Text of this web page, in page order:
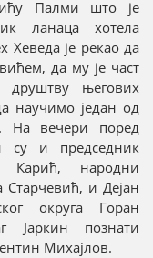
Палми што је
ланаца хотела
Хеведа је рекао да
да му је част
његових
научимо један од
На вечери поред
су и председник
Карић, народни
и Дејан
округа Горан
Јаркин познати
Михајлов.